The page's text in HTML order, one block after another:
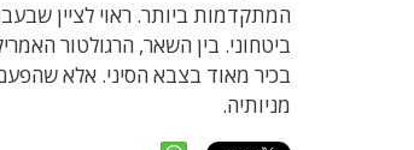
המתקדמות ביותר. ראוי לציין
ביטחוני. בין השאר, הרגולטור
בכיר מאוד בצבא הסיני. אלא
מניותיה.